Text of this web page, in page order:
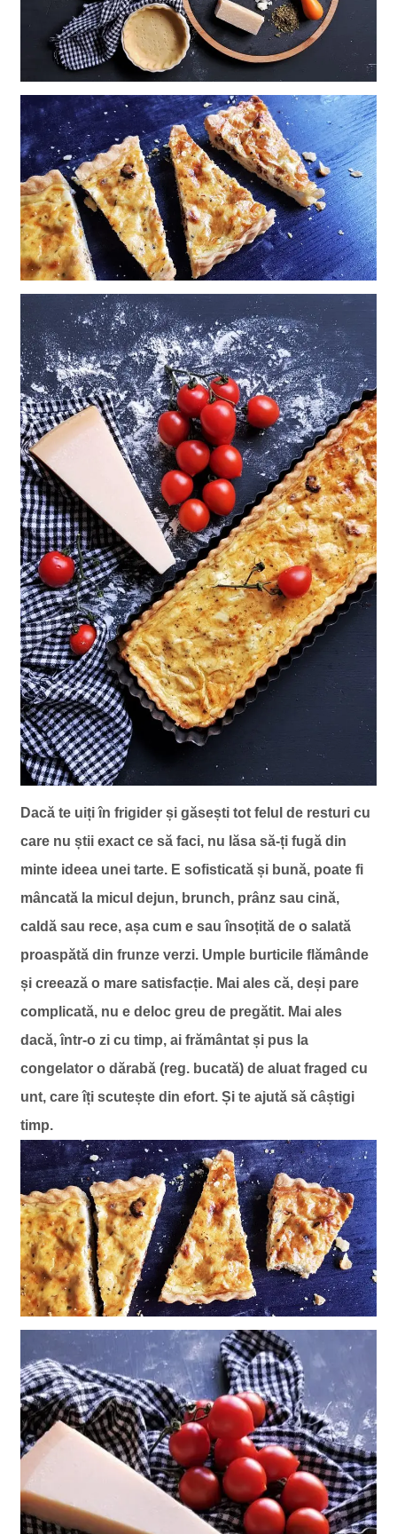
Dacă te uiți în frigider și găsești tot felul de resturi cu
care nu știi exact ce să faci, nu lăsa să-ți fugă din
minte ideea unei tarte. E sofisticată și bună, poate fi
mâncată la micul dejun, brunch, prânz sau cină,
caldă sau rece, așa cum e sau însoțită de o salată
proaspătă din frunze verzi. Umple burticile flămânde
și creează o mare satisfacție. Mai ales că, deși pare
complicată, nu e deloc greu de pregătit. Mai ales
dacă, într-o zi cu timp, ai frământat și pus la
congelator o dărabă (reg. bucată) de aluat fraged cu
unt, care îți scutește din efort. Și te ajută să câștigi
timp.